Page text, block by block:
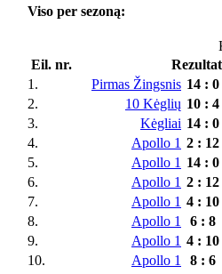
Viso per sezoną:
Eil. nr.
1.
Pirmas Žingsnis 14 : 0
2.
10 Kėglių 10 : 4
3.
Kėgliai 14 : 0
4.
Apollo 1 2 : 12
5.
Apollo 1 14 : 0
6.
Apollo 1 2 : 12
7.
Apollo 1 4 : 10
8.
Apollo 1 6 : 8
9.
Apollo 1 4 : 10
10.
Apollo 1 8 : 6